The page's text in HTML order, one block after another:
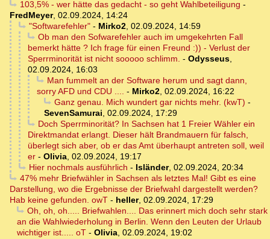
103,5% - wer hätte das gedacht - so geht Wahlbeteiligung -
FredMeyer, 02.09.2024, 14:24
"Softwarefehler"- Mirko2, 02.09.2024, 14:59
Ob man den Sofwarefehler auch im umgekehrten Fall
bemerkt hätte ? Ich frage für einen Freund :)) - Verlust der
Sperrminorität ist nicht sooooo schlimm. - Odysseus,
02.09.2024, 16:03
Man fummelt an der Software herum und sagt dann,
sorry AFD und CDU .... - Mirko2, 02.09.2024, 16:22
Ganz genau. Mich wundert gar nichts mehr. (kwT) -
SevenSamurai, 02.09.2024, 17:29
Doch Sperrminorität? In Sachsen hat 1 Freier Wähler ein
Direktmandat erlangt. Dieser hält Brandmauern für falsch,
überlegt sich aber, ob er das Amt überhaupt antreten soll, weil
er - Olivia, 02.09.2024, 19:17
Hier nochmals ausführlich - Isländer, 02.09.2024, 20:34
47% mehr Briefwähler in Sachsen als letztes Mal! Gibt es eine
Darstellung, wo die Ergebnisse der Briefwahl dargestellt werden?
Hab keine gefunden. owT - heller, 02.09.2024, 17:29
Oh, oh, oh..... Briefwahlen.... Das erinnert mich doch sehr stark
an die Wahlwiederholung in Berlin. Wenn den Leuten der Urlaub
wichtiger ist..... oT - Olivia, 02.09.2024, 19:02